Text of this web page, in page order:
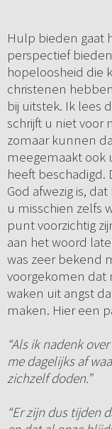
Hulp bieden gaat
perspectief
hopeloosheid die
christenen
bij uitstek. Ik lees
schrijft u niet voor
zomaar kunnen
meegemaakt ook
heeft
God afwezig is,
u misschien zelfs
punt voorzichtig
aan het woord
was zeer bekend
voorgekomen dat
waken uit angst
maken. Hier een
“Als ik nadenk
me dagelijks af
zichzelf doden.”
“Er zijn dus tijden